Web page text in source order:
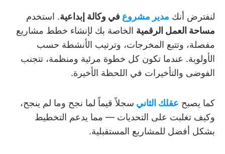
لنفترض أنك مدير مشروع في وكالة إبداعية. استخدم
مساحة العمل الرقمية الخاصة بك لإنشاء خطط مشاريع
مفصلة، وتتبع المخرجات، وترتيب الأنشطة حسب
الأولوية. عندما تكون كل خطوة مرئية ومنظمة، تتجنب
الفوضى والتأخيرات في اللحظة الأخيرة.
كما يصبح عقلك الثاني سجلاً قيماً لما نجح وما لم ينجح،
وكيف تغلبت على التحديات — مما يدعم التخطيط
بشكل أفضل للمشاريع المستقبلية.